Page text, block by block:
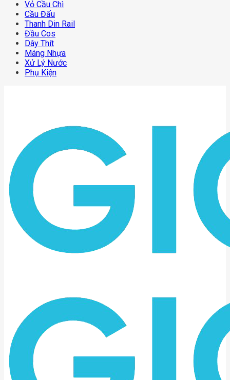
Vỏ Cầu Chì
Cầu Đấu
Thanh Din Rail
Đầu Cos
Dây Thít
Máng Nhựa
Xử Lý Nước
Phụ Kiện